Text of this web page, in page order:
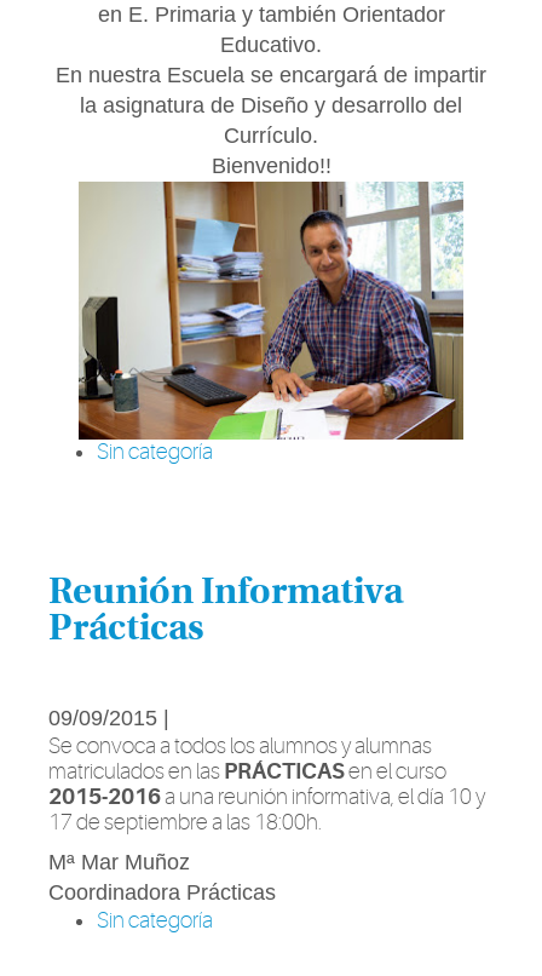
en E. Primaria y también Orientador
Educativo.
En nuestra Escuela se encargará de impartir
la asignatura de Diseño y desarrollo del
Currículo.
Bienvenido!!
Sin categoría
Reunión Informativa
Prácticas
09/09/2015 |
Se convoca a todos los alumnos y alumnas
matriculados en las PRÁCTICASen el curso
2015-2016a una reunión informativa, el día 10 y
17 de septiembre a las 18:00h.
Mª Mar Muñoz
Coordinadora Prácticas
Sin categoría